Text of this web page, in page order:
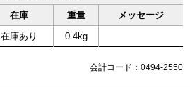
在庫 重量
メッセージ
在庫あり 0.4kg
会計コード：0494-2550